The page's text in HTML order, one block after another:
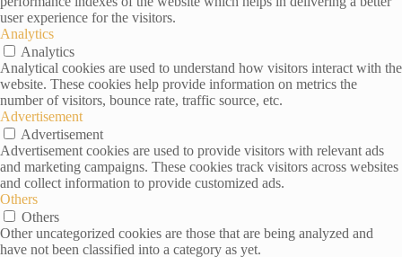
user experience for the visitors.
Analytics
Analytics
Analytical cookies are used to understand how visitors interact with the
website. These cookies help provide information on metrics the
number of visitors, bounce rate, traffic source, etc.
Advertisement
Advertisement
Advertisement cookies are used to provide visitors with relevant ads
and marketing campaigns. These cookies track visitors across websites
and collect information to provide customized ads.
Others
Others
Other uncategorized cookies are those that are being analyzed and
have not been classified into a category as yet.